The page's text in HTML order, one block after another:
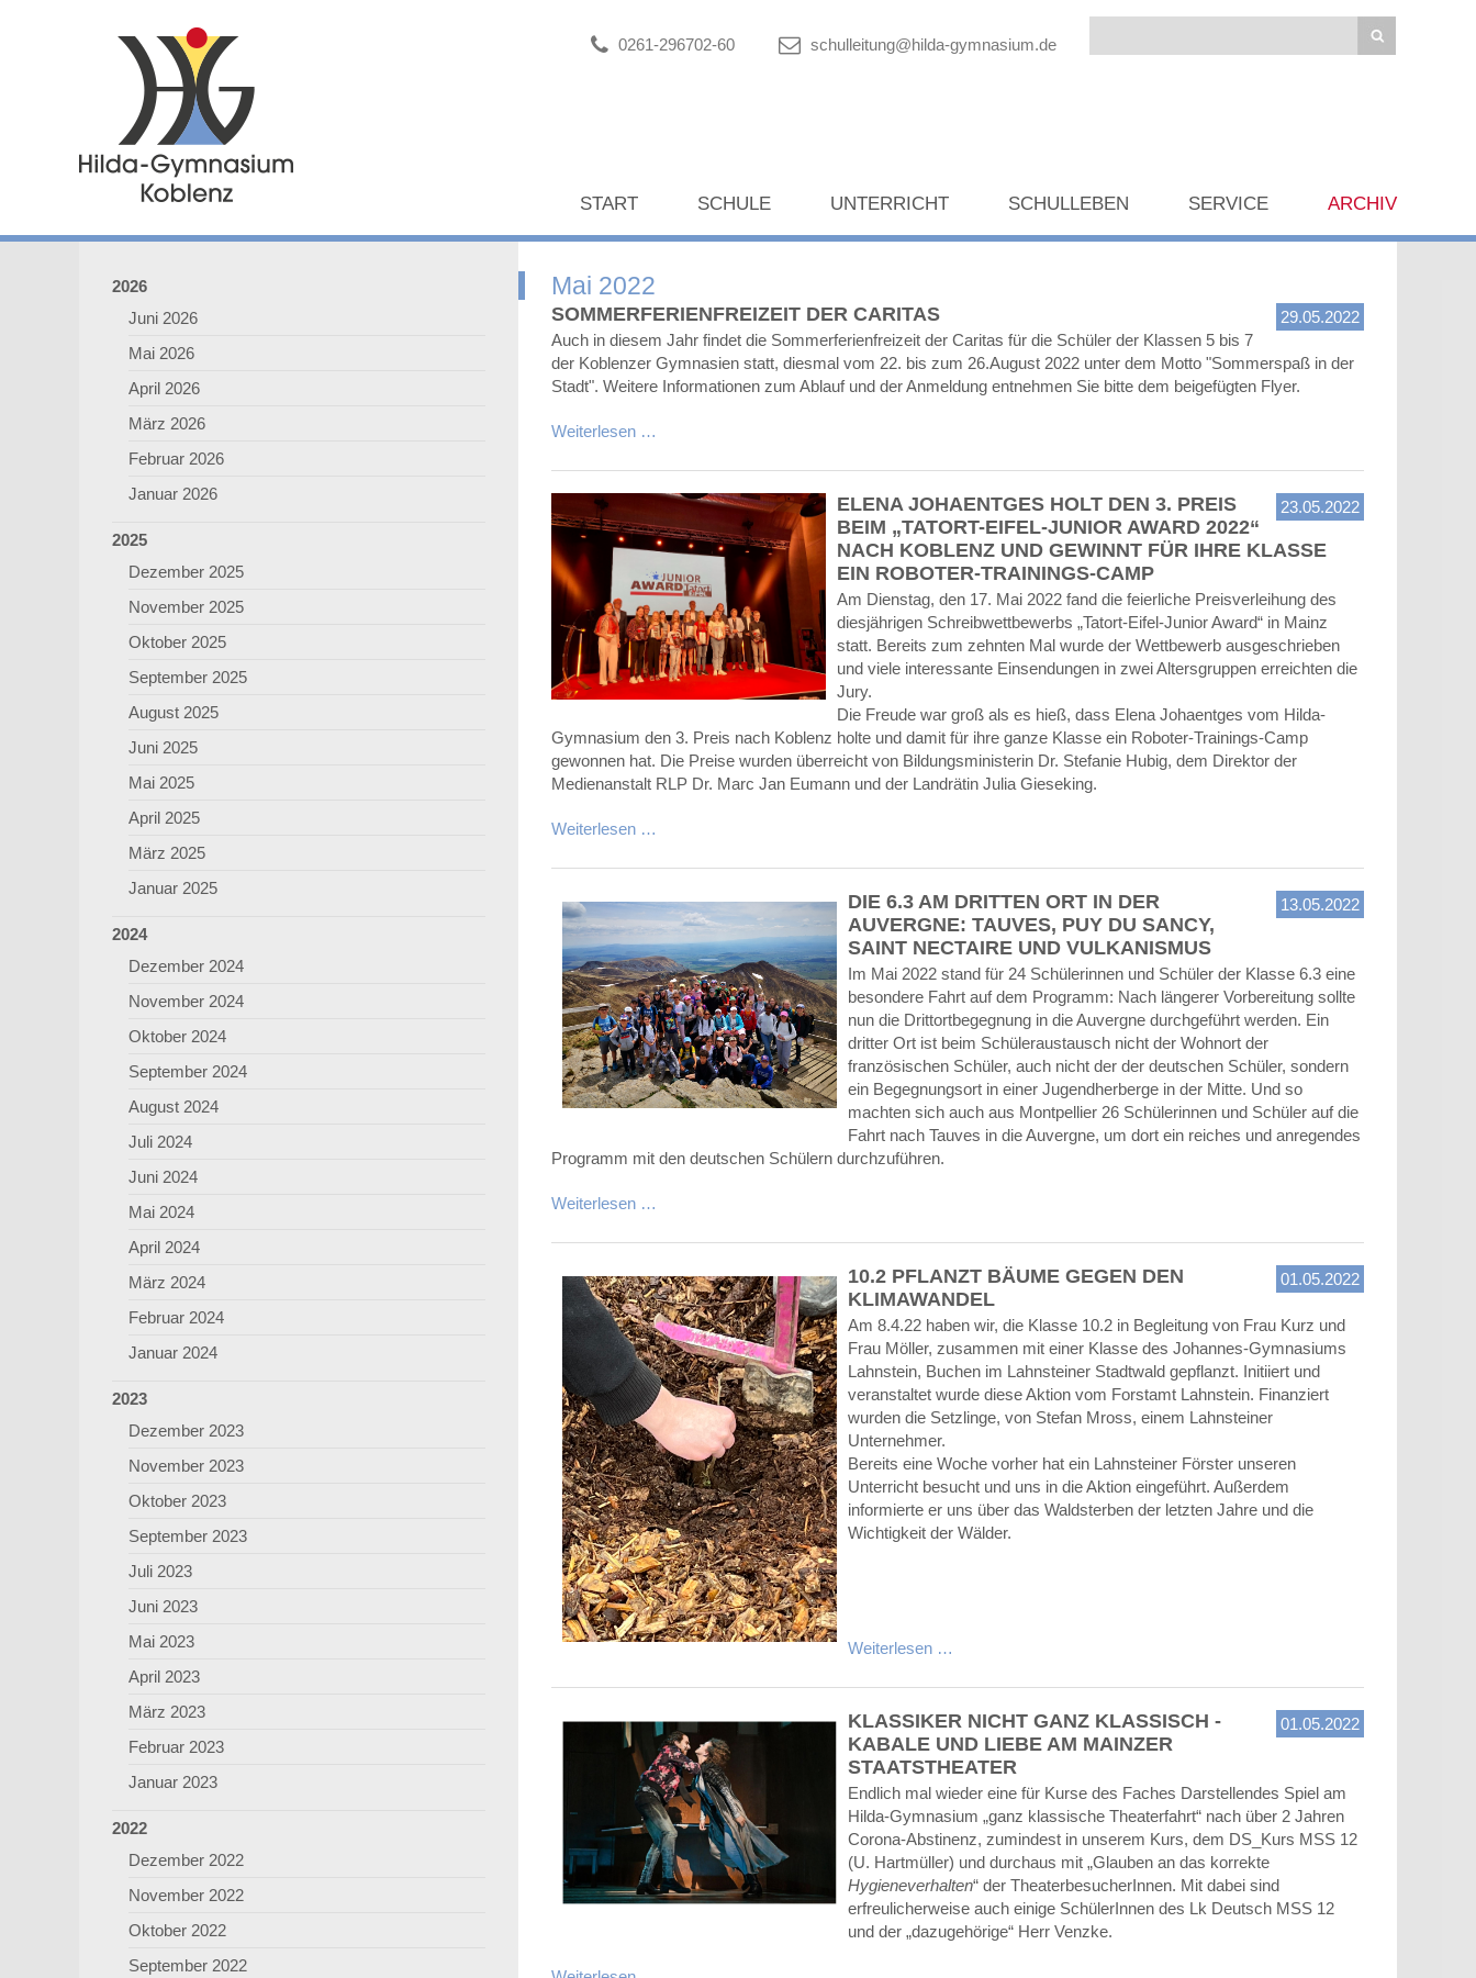
0261-296702-60 schulleitung@hilda-gymnasium.de
START SCHULE UNTERRICHT SCHULLEBEN SERVICE ARCHIV
Mai 2022
29.05.2022
SOMMERFERIENFREIZEIT DER CARITAS
Auch in diesem Jahr findet die Sommerferienfreizeit der Caritas für die Schüler der Klassen 5 bis 7
der Koblenzer Gymnasien statt, diesmal vom 22. bis zum 26.August 2022 unter dem Motto "Sommerspaß in der
Stadt". Weitere Informationen zum Ablauf und der Anmeldung entnehmen Sie bitte dem beigefügten Flyer.
Weiterlesen …
23.05.2022
ELENA JOHAENTGES HOLT DEN 3. PREIS
BEIM „TATORT-EIFEL-JUNIOR AWARD 2022“
NACH KOBLENZ UND GEWINNT FÜR IHRE KLASSE
EIN ROBOTER-TRAININGS-CAMP
Am Dienstag, den 17. Mai 2022 fand die feierliche Preisverleihung des
diesjährigen Schreibwettbewerbs „Tatort-Eifel-Junior Award“ in Mainz
statt. Bereits zum zehnten Mal wurde der Wettbewerb ausgeschrieben
und viele interessante Einsendungen in zwei Altersgruppen erreichten die
Jury.
Die Freude war groß als es hieß, dass Elena Johaentges vom Hilda-
Gymnasium den 3. Preis nach Koblenz holte und damit für ihre ganze Klasse ein Roboter-Trainings-Camp
gewonnen hat. Die Preise wurden überreicht von Bildungsministerin Dr. Stefanie Hubig, dem Direktor der
Medienanstalt RLP Dr. Marc Jan Eumann und der Landrätin Julia Gieseking.
Weiterlesen …
13.05.2022
DIE 6.3 AM DRITTEN ORT IN DER
AUVERGNE: TAUVES, PUY DU SANCY,
SAINT NECTAIRE UND VULKANISMUS
Im Mai 2022 stand für 24 Schülerinnen und Schüler der Klasse 6.3 eine
besondere Fahrt auf dem Programm: Nach längerer Vorbereitung sollte
nun die Drittortbegegnung in die Auvergne durchgeführt werden. Ein
dritter Ort ist beim Schüleraustausch nicht der Wohnort der
französischen Schüler, auch nicht der der deutschen Schüler, sondern
ein Begegnungsort in einer Jugendherberge in der Mitte. Und so
machten sich auch aus Montpellier 26 Schülerinnen und Schüler auf die
Fahrt nach Tauves in die Auvergne, um dort ein reiches und anregendes
Programm mit den deutschen Schülern durchzuführen.
Weiterlesen …
01.05.2022
10.2 PFLANZT BÄUME GEGEN DEN
KLIMAWANDEL
Am 8.4.22 haben wir, die Klasse 10.2 in Begleitung von Frau Kurz und
Frau Möller, zusammen mit einer Klasse des Johannes-Gymnasiums
Lahnstein, Buchen im Lahnsteiner Stadtwald gepflanzt. Initiiert und
veranstaltet wurde diese Aktion vom Forstamt Lahnstein. Finanziert
wurden die Setzlinge, von Stefan Mross, einem Lahnsteiner
Unternehmer.
Bereits eine Woche vorher hat ein Lahnsteiner Förster unseren
Unterricht besucht und uns in die Aktion eingeführt. Außerdem
informierte er uns über das Waldsterben der letzten Jahre und die
Wichtigkeit der Wälder.
Weiterlesen …
01.05.2022
KLASSIKER NICHT GANZ KLASSISCH -
KABALE UND LIEBE AM MAINZER
STAATSTHEATER
Endlich mal wieder eine für Kurse des Faches Darstellendes Spiel am
Hilda-Gymnasium „ganz klassische Theaterfahrt“ nach über 2 Jahren
Corona-Abstinenz, zumindest in unserem Kurs, dem DS_Kurs MSS 12
(U. Hartmüller) und durchaus mit „Glauben an das korrekte
Hygieneverhalten“ der TheaterbesucherInnen. Mit dabei sind
erfreulicherweise auch einige SchülerInnen des Lk Deutsch MSS 12
und der „dazugehörige“ Herr Venzke.
2026
Juni 2026
Mai 2026
April 2026
März 2026
Februar 2026
Januar 2026
2025
Dezember 2025
November 2025
Oktober 2025
September 2025
August 2025
Juni 2025
Mai 2025
April 2025
März 2025
Januar 2025
2024
Dezember 2024
November 2024
Oktober 2024
September 2024
August 2024
Juli 2024
Juni 2024
Mai 2024
April 2024
März 2024
Februar 2024
Januar 2024
2023
Dezember 2023
November 2023
Oktober 2023
September 2023
Juli 2023
Juni 2023
Mai 2023
April 2023
März 2023
Februar 2023
Januar 2023
2022
Dezember 2022
November 2022
Oktober 2022
September 2022